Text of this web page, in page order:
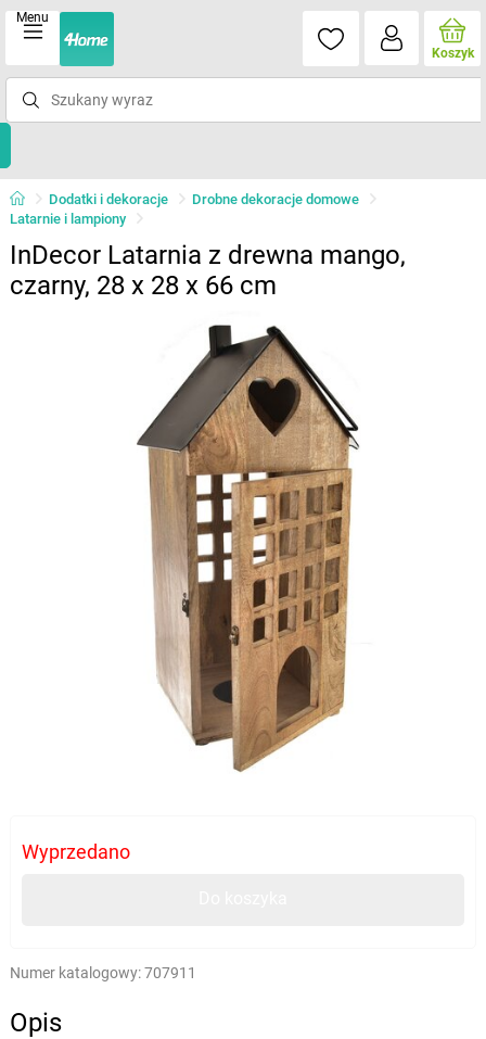
Menu
Koszyk
Dodatki i dekoracje
Drobne dekoracje domowe
Latarnie i lampiony
InDecor Latarnia z drewna mango,
czarny, 28 x 28 x 66 cm
Wyprzedano
Numer katalogowy:707911
Opis